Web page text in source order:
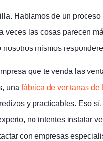
Hablamos de un
veces las cosas parecen
mismos
que te venda las
una fábrica de ventanas de
y practicables. Eso
no intentes instalar
con empresas